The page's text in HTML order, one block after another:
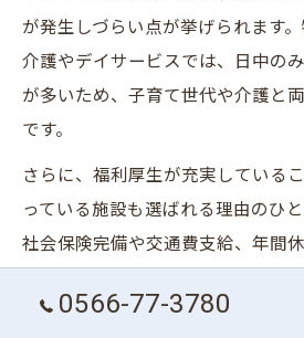
が発生しづらい点が挙げられます
介護やデイサービスでは、日中の
が多いため、子育て世代や介護と
です。
さらに、福利厚生が充実している
っている施設も選ばれる理由のひと
社会保険完備や交通費支給、年間
ライベートを大切にしたい方に向
「シフトの融通が利くか」「家庭
0566-77-3780